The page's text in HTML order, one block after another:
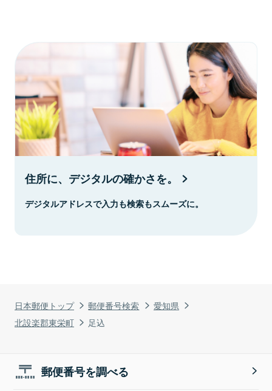
日本郵便トップ 郵便番号検索
愛知県
北設楽郡東栄町
足込
住所に、デジタルの確かさを。
デジタルアドレスで入力も検索もスムーズに。
郵便番号を調べる